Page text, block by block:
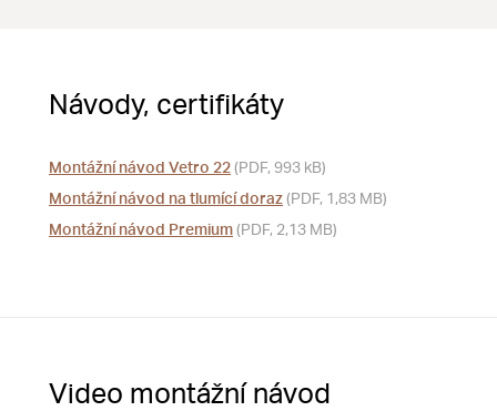
Návody, certifikáty
Montážní návod Vetro 22 (PDF, 993 kB)
Montážní návod na tlumící doraz (PDF, 1,83 MB)
Montážní návod Premium (PDF, 2,13 MB)
Video montážní návod